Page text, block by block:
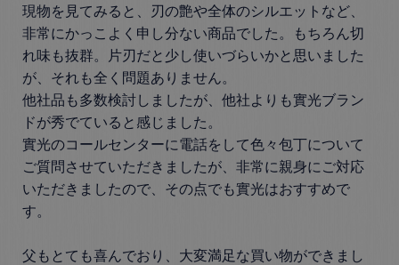
現物を見てみると、刃の艶や全体のシルエットなど、
非常にかっこよく申し分ない商品でした。もちろん切
れ味も抜群。片刃だと少し使いづらいかと思いました
が、それも全く問題ありません。
他社品も多数検討しましたが、他社よりも實光ブラン
ドが秀でていると感じました。
實光のコールセンターに電話をして色々包丁について
ご質問させていただきましたが、非常に親身にご対応
いただきましたので、その点でも實光はおすすめで
す。
父もとても喜んでおり、大変満足な買い物ができまし